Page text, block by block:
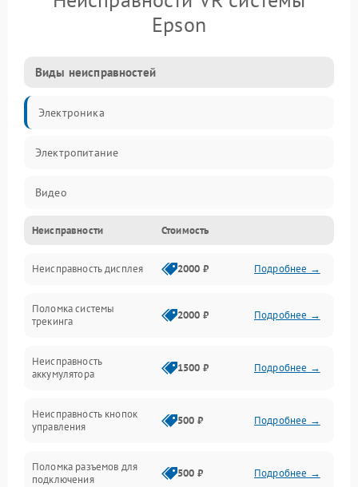
Epson
Виды неисправностей
Электроника
Электропитание
Видео
ПО
Сенсоры
Механические повреждения
Неисправности Стоимость
Неисправность дисплея 2000 ₽ Подробнее →
Поломка системы
трекинга
2000 ₽ Подробнее →
Неисправность
аккумулятора
1500 ₽ Подробнее →
Неисправность кнопок
управления
500 ₽ Подробнее →
Поломка разъемов для
подключения
500 ₽ Подробнее →